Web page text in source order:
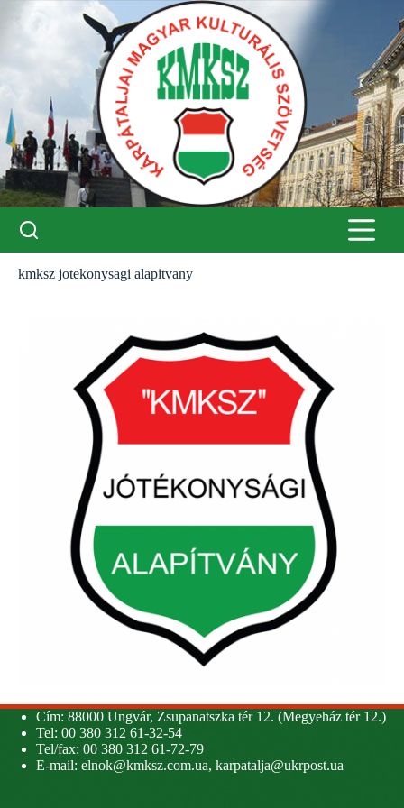
kmksz jotekonysagi alapitvany
Cím: 88000 Ungvár, Zsupanatszka tér 12. (Megyeház tér 12.)
Tel: 00 380 312 61-32-54
Tel/fax: 00 380 312 61-72-79
E-mail: elnok@kmksz.com.ua, karpatalja@ukrpost.ua